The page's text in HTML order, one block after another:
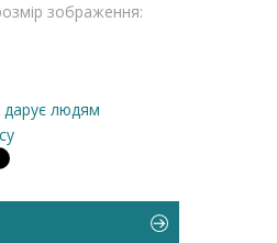
зображення:
людям